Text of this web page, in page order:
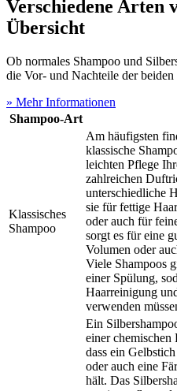
Verschiedene Arten
Übersicht
Ob normales Shampoo und
die Vor- und Nachteile der beiden
» Mehr Informationen
Shampoo-Art
Klassisches
Shampoo
Am häufigsten
klassische
leichten Pflege
zahlreichen
unterschiedliche
sie für fettige
oder auch für
sorgt es für eine
Volumen oder
Viele Shampoos
einer Spülung,
Haarreinigung
verwenden
Ein
einer chemischen
dass ein
oder auch eine
hält. Das